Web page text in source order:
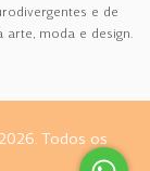
e de
arte, moda e design.
Todos os